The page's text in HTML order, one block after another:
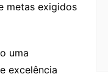
metas exigidos
uma
excelência